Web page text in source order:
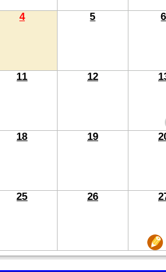
4 5 6
11 12
18 19
25 26